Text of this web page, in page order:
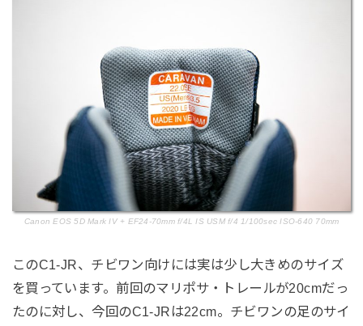
Canon EOS 5D Mark IV + EF24-70mm f/4L IS USM f/4 1/100sec ISO-640 70mm
このC1-JR、チビワン向けには実は少し大きめのサイズ
を買っています。前回のマリポサ・トレールが20cmだっ
たのに対し、今回のC1-JRは22cm。チビワンの足のサイ